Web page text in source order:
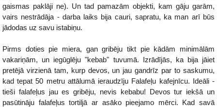
gaismas paklāji ne). Un tad pamazām objekti, kam gāju garām,
vairs nestrādāja - darba laiks bija cauri, sapratu, ka man arī būs
jādodas uz savu istabiņu.
Pirms doties pie miera, gan gribēju tikt pie kādām minimālām
vakariņām, un iegūglēju "kebab" tuvumā. Izrādījās, ka bija jāiet
pretējā virzienā tam, kurp devos, un jau gandrīz par to saskumu,
kad tepat 50 metru attālumā ieraudzīju Falafeļu kafejnīcu. Ideāli -
tieši falafeļus jau es gribēju, nevis kebabu! Devos tur iekšā un
pasūtināju falafeļus tortiljā ar asāko pieejamo mērci. Kad savā